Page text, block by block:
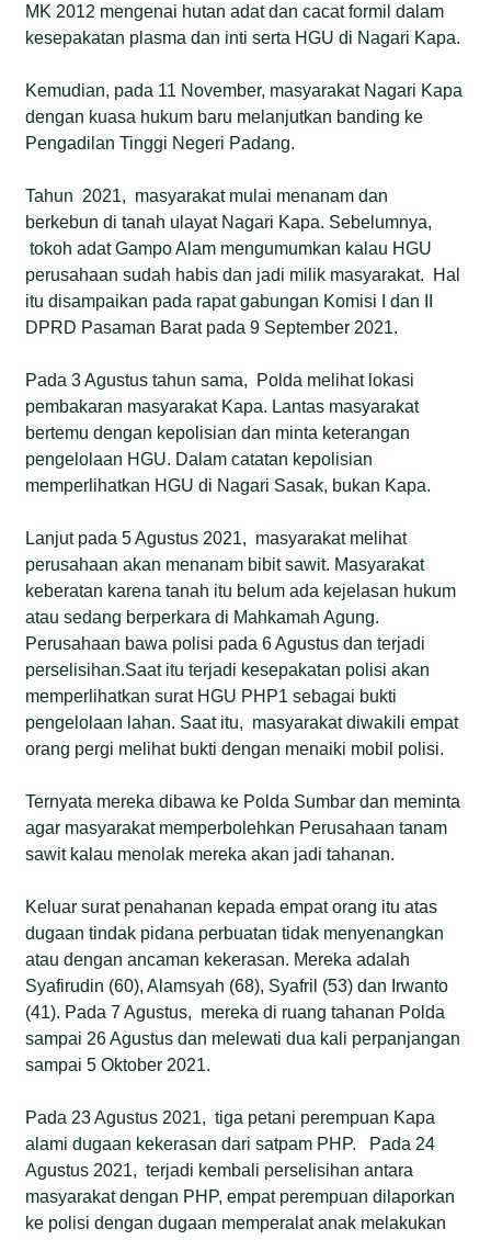
MK 2012 mengenai hutan adat dan cacat formil dalam
kesepakatan plasma dan inti serta HGU di Nagari Kapa.
Kemudian, pada 11 November, masyarakat Nagari Kapa
dengan kuasa hukum baru melanjutkan banding ke
Pengadilan Tinggi Negeri Padang.
Tahun 2021, masyarakat mulai menanam dan
berkebun di tanah ulayat Nagari Kapa. Sebelumnya,
tokoh adat Gampo Alam mengumumkan kalau HGU
perusahaan sudah habis dan jadi milik masyarakat. Hal
itu disampaikan pada rapat gabungan Komisi I dan II
DPRD Pasaman Barat pada 9 September 2021.
Pada 3 Agustus tahun sama, Polda melihat lokasi
pembakaran masyarakat Kapa. Lantas masyarakat
bertemu dengan kepolisian dan minta keterangan
pengelolaan HGU. Dalam catatan kepolisian
memperlihatkan HGU di Nagari Sasak, bukan Kapa.
Lanjut pada 5 Agustus 2021, masyarakat melihat
perusahaan akan menanam bibit sawit. Masyarakat
keberatan karena tanah itu belum ada kejelasan hukum
atau sedang berperkara di Mahkamah Agung.
Perusahaan bawa polisi pada 6 Agustus dan terjadi
perselisihan.Saat itu terjadi kesepakatan polisi akan
memperlihatkan surat HGU PHP1 sebagai bukti
pengelolaan lahan. Saat itu, masyarakat diwakili empat
orang pergi melihat bukti dengan menaiki mobil polisi.
Ternyata mereka dibawa ke Polda Sumbar dan meminta
agar masyarakat memperbolehkan Perusahaan tanam
sawit kalau menolak mereka akan jadi tahanan.
Keluar surat penahanan kepada empat orang itu atas
dugaan tindak pidana perbuatan tidak menyenangkan
atau dengan ancaman kekerasan. Mereka adalah
Syafirudin (60), Alamsyah (68), Syafril (53) dan Irwanto
(41). Pada 7 Agustus, mereka di ruang tahanan Polda
sampai 26 Agustus dan melewati dua kali perpanjangan
sampai 5 Oktober 2021.
Pada 23 Agustus 2021, tiga petani perempuan Kapa
alami dugaan kekerasan dari satpam PHP. Pada 24
Agustus 2021, terjadi kembali perselisihan antara
masyarakat dengan PHP, empat perempuan dilaporkan
ke polisi dengan dugaan memperalat anak melakukan